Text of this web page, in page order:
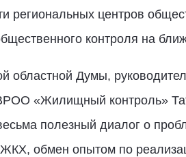
региональных центров
контроля на
областной Думы,
«Жилищный контроль»
полезный диалог о
обмен опытом по